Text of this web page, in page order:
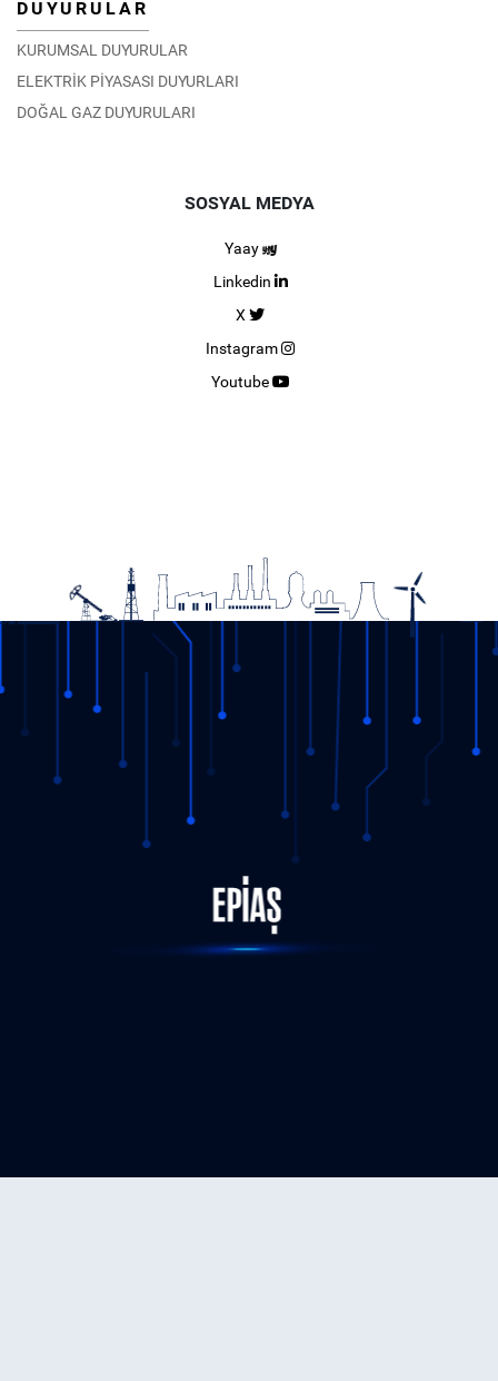
DUYURULAR
KURUMSAL DUYURULAR
ELEKTRİK PİYASASI DUYURLARI
DOĞAL GAZ DUYURULARI
SOSYAL MEDYA
Yaay
Linkedin
X
Instagram
Youtube